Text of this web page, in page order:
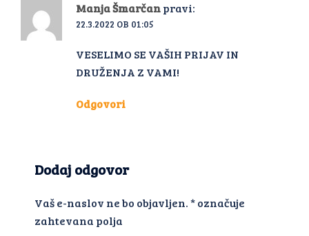
Manja Šmarčanpravi:
22.3.2022 OB 01:05
VESELIMO SE VAŠIH PRIJAV IN
DRUŽENJA Z VAMI!
Odgovori
Dodaj odgovor
Vaš e-naslov ne bo objavljen.*označuje
zahtevana polja